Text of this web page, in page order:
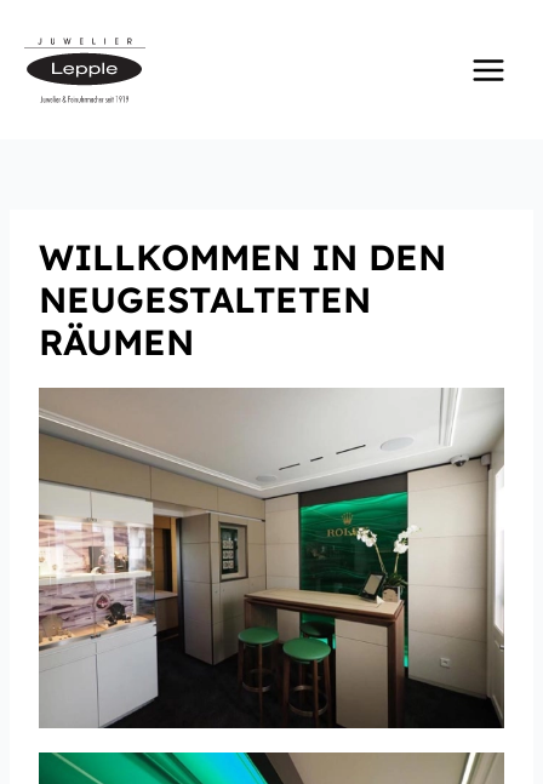
Inhalt
springen
WILLKOMMEN IN DEN
NEUGESTALTETEN
RÄUMEN